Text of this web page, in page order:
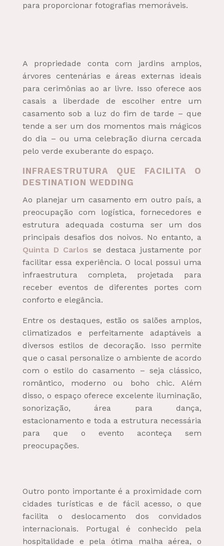
para proporcionar fotografias memoráveis.
A propriedade conta com jardins amplos,
árvores centenárias e áreas externas ideais
para cerimônias ao ar livre. Isso oferece aos
casais a liberdade de escolher entre um
casamento sob a luz do fim de tarde – que
tende a ser um dos momentos mais mágicos
do dia – ou uma celebração diurna cercada
pelo verde exuberante do espaço.
INFRAESTRUTURA QUE FACILITA O
DESTINATION WEDDING
Ao planejar um casamento em outro país, a
preocupação com logística, fornecedores e
estrutura adequada costuma ser um dos
principais desafios dos noivos. No entanto, a
Quinta D Carlos se destaca justamente por
facilitar essa experiência. O local possui uma
infraestrutura completa, projetada para
receber eventos de diferentes portes com
conforto e elegância.
Entre os destaques, estão os salões amplos,
climatizados e perfeitamente adaptáveis a
diversos estilos de decoração. Isso permite
que o casal personalize o ambiente de acordo
com o estilo do casamento – seja clássico,
romântico, moderno ou boho chic. Além
disso, o espaço oferece excelente iluminação,
sonorização, área para dança,
estacionamento e toda a estrutura necessária
para que o evento aconteça sem
preocupações.
Outro ponto importante é a proximidade com
cidades turísticas e de fácil acesso, o que
facilita o deslocamento dos convidados
internacionais. Portugal é conhecido pela
hospitalidade e pela ótima malha aérea, o